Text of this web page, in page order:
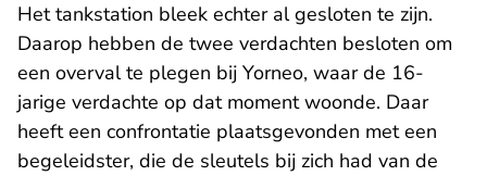
Het tankstation bleek echter al gesloten te zijn.
Daarop hebben de twee verdachten besloten om
een overval te plegen bij Yorneo, waar de 16-
jarige verdachte op dat moment woonde. Daar
heeft een confrontatie plaatsgevonden met een
begeleidster, die de sleutels bij zich had van de